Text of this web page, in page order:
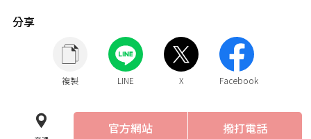
分享
複製 LINE X Facebook
官方網站 撥打電話